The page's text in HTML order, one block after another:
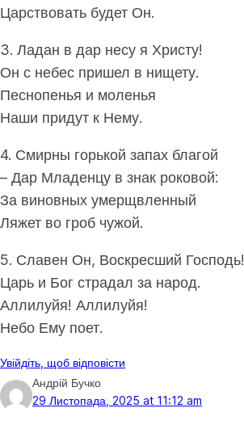
Царствовать будет Он.
3. Ладан в дар несу я Христу!
Он с небес пришел в нищету.
Песнопенья и моленья
Наши придут к Нему.
4. Смирны горькой запах благой
– Дар Младенцу в знак роковой:
За виновных умерщвленный
Ляжет во гроб чужой.
5. Славен Он, Воскресший Господь!
Царь и Бог страдал за народ.
Аллилуйя! Аллилуйя!
Небо Ему поет.
Увійдіть, щоб відповісти
Андрій Бучко
29 Листопада, 2025 at 11:12 am